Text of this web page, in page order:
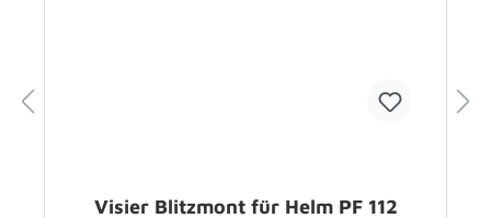
Visier Blitzmont für Helm PF 112